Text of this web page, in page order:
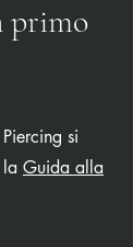
primo
si
Guida alla